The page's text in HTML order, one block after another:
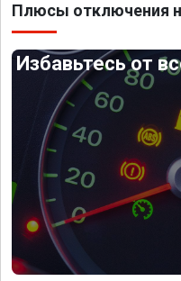
Плюсы отключения
Избавьтесь от